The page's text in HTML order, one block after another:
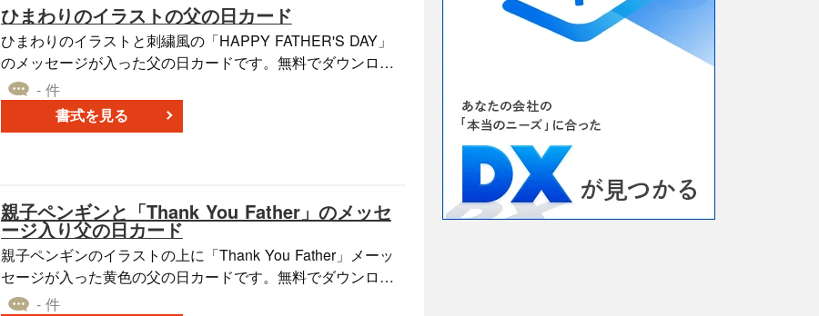
ひまわりのイラストの父の日カード
ひまわりのイラストと刺繍風の「HAPPY FATHER'S DAY」
のメッセージが入った父の日カードです。無料でダウンロー
ドでき、Wordで編集・印刷できます。
- 件
書式を見る
親子ペンギンと「Thank You Father」のメッセ
ージ入り父の日カード
親子ペンギンのイラストの上に「Thank You Father」メーッ
セージが入った黄色の父の日カードです。無料でダウンロー
ドでき、Wordで編集・印刷できます。
- 件